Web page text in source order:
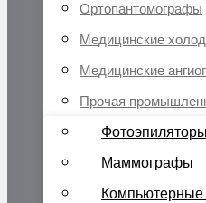
Ортопантомографы
Медицинские
Медицинские
Прочая
Фотоэпиляторы
Маммографы